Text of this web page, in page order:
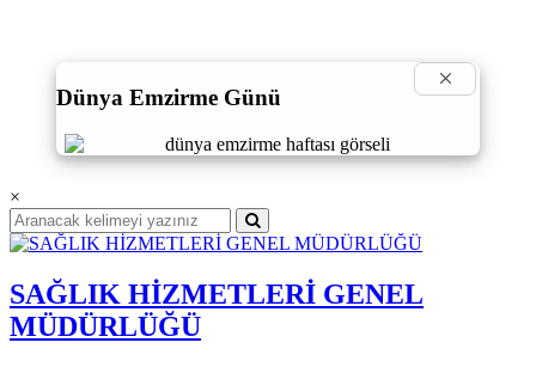
Dünya Emzirme Günü
×
×
SAĞLIK HİZMETLERİ GENEL
MÜDÜRLÜĞÜ